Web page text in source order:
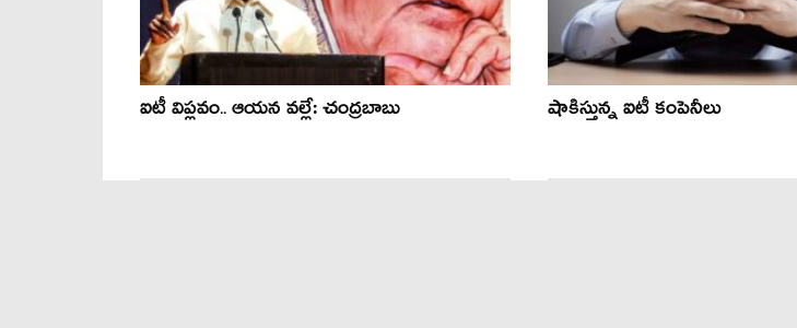
ఐటీ విప్ల‌వం.. ఆయ‌న వ‌ల్లే: చంద్ర‌బాబు షాకిస్తున్న ఐటీ కంపెనీలు